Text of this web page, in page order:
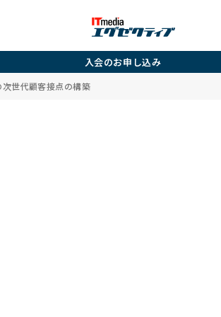
入会のお申し込み
世代顧客接点の構築